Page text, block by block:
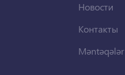
Новости
Контакты
Məntəqələr